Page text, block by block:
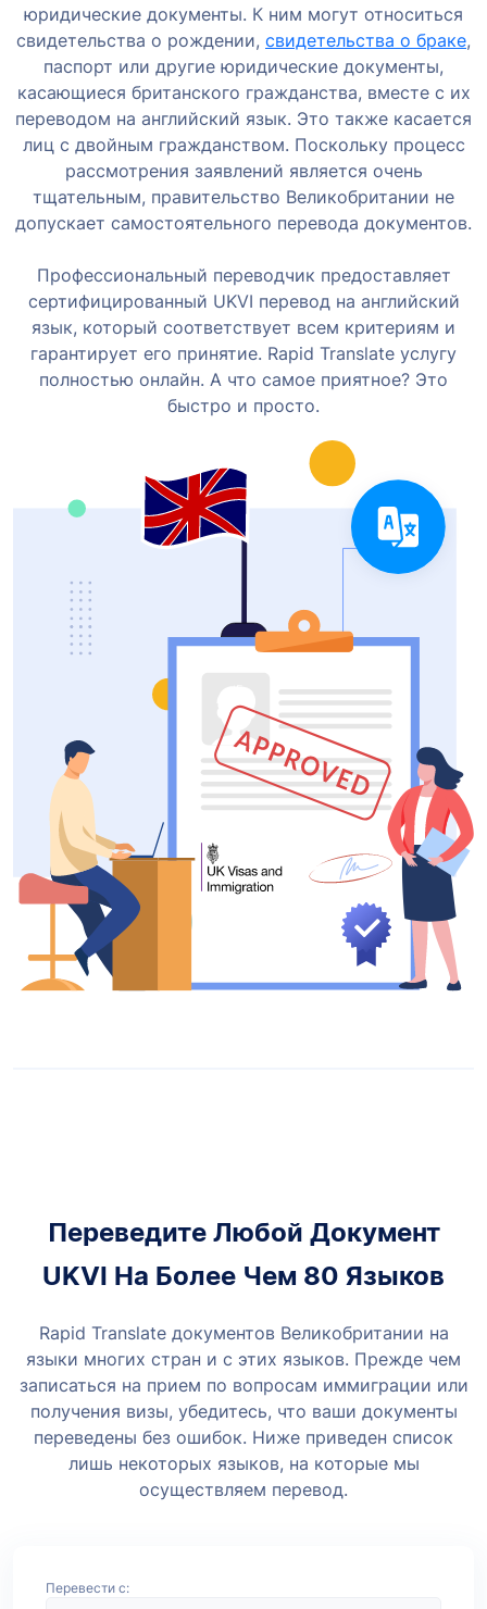
юридические документы. К ним могут относиться
свидетельства о рождении, свидетельства о браке,
паспорт или другие юридические документы,
касающиеся британского гражданства, вместе с их
переводом на английский язык. Это также касается
лиц с двойным гражданством. Поскольку процесс
рассмотрения заявлений является очень
тщательным, правительство Великобритании не
допускает самостоятельного перевода документов.
Профессиональный переводчик предоставляет
сертифицированный UKVI перевод на английский
язык, который соответствует всем критериям и
гарантирует его принятие. Rapid Translate услугу
полностью онлайн. А что самое приятное? Это
быстро и просто.
Переведите Любой Документ
UKVI На Более Чем 80 Языков
Rapid Translate документов Великобритании на
языки многих стран и с этих языков. Прежде чем
записаться на прием по вопросам иммиграции или
получения визы, убедитесь, что ваши документы
переведены без ошибок. Ниже приведен список
лишь некоторых языков, на которые мы
осуществляем перевод.
Перевести с: